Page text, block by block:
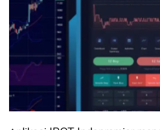
Asuransi Syariah